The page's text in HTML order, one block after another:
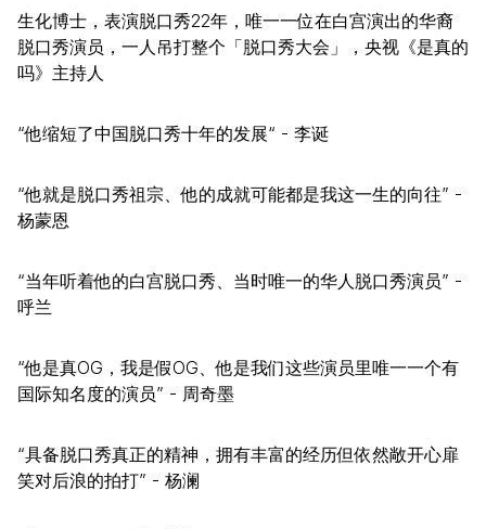
生化博士，表演脱口秀22年，唯一一位在白宫演出的华裔
脱口秀演员，一人吊打整个「脱口秀大会」，央视《是真的
吗》主持人
“他缩短了中国脱口秀十年的发展“ - 李诞
“他就是脱口秀祖宗、他的成就可能都是我这一生的向往” -
杨蒙恩
“当年听着他的白宫脱口秀、当时唯一的华人脱口秀演员” -
呼兰
“他是真OG，我是假OG、他是我们这些演员里唯一一个有
国际知名度的演员” - 周奇墨
“具备脱口秀真正的精神，拥有丰富的经历但依然敞开心扉
笑对后浪的拍打” - 杨澜